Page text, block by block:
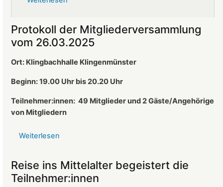
ist
neuer
1.
Vorsitzender
des
Protokoll der Mitgliederversammlung
vom 26.03.2025
Ort: Klingbachhalle Klingenmünster
Beginn: 19.00 Uhr bis 20.20 Uhr
Teilnehmer:innen: 49 Mitglieder und 2 Gäste/Angehörige
von Mitgliedern
Weiterlesen
Mitgliederversammlung
vom
Reise ins Mittelalter begeistert die
Teilnehmer:innen